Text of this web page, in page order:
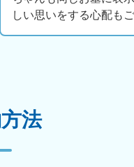
しい思いをする心配も
法